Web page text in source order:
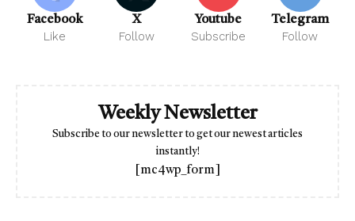
Facebook
Like
X
Follow
Youtube
Subscribe
Telegram
Follow
Weekly Newsletter
Subscribe to our newsletter to get our newest articles
instantly!
[mc4wp_form]